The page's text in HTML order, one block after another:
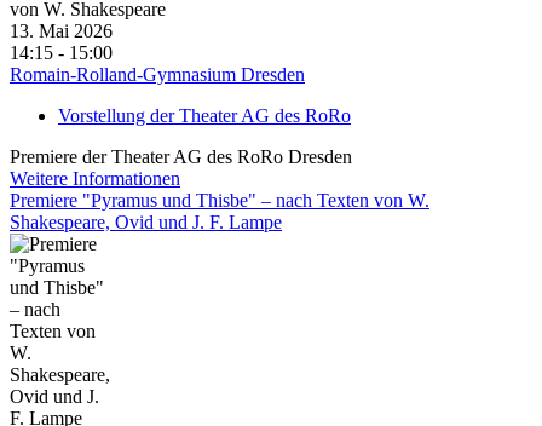
13. Mai 2026
14:15 - 15:00
Romain-Rolland-Gymnasium Dresden
Vorstellung der Theater AG des RoRo
Premiere der Theater AG des RoRo Dresden
Weitere Informationen
Premiere "Pyramus und Thisbe" – nach Texten von W.
Shakespeare, Ovid und J. F. Lampe